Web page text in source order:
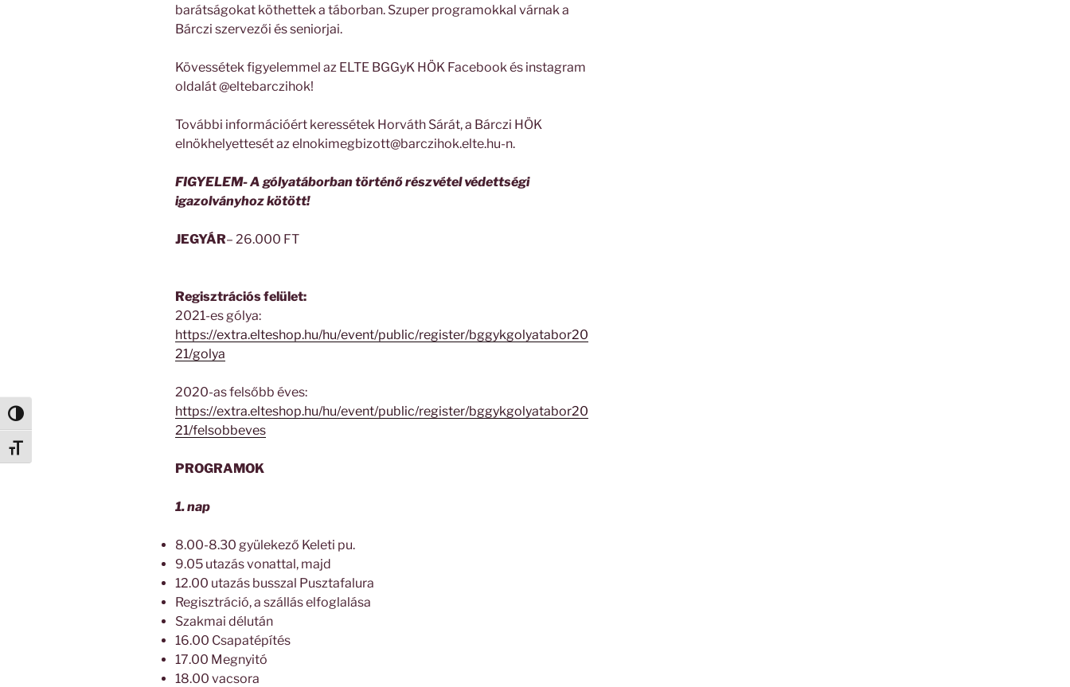
Nagy kontraszt váltása
Betűméret váltása
barátságokat köthettek a táborban. Szuper programokkal várnak a
Bárczi szervezői és seniorjai.
Kövessétek figyelemmel az ELTE BGGyK HÖK Facebook és instagram
oldalát @eltebarczihok!
További információért keressétek Horváth Sárát, a Bárczi HÖK
elnökhelyettesét az elnokimegbizott@barczihok.elte.hu-n.
FIGYELEM- A gólyatáborban történő részvétel védettségi
igazolványhoz kötött!
JEGYÁR– 26.000 FT
Regisztrációs felület:
2021-es gólya:
https://extra.elteshop.hu/hu/event/public/register/bggykgolyatabor20
21/golya
2020-as felsőbb éves:
https://extra.elteshop.hu/hu/event/public/register/bggykgolyatabor20
21/felsobbeves
PROGRAMOK
1. nap
8.00-8.30 gyülekező Keleti pu.
9.05 utazás vonattal, majd
12.00 utazás busszal Pusztafalura
Regisztráció, a szállás elfoglalása
Szakmai délután
16.00 Csapatépítés
17.00 Megnyitó
18.00 vacsora